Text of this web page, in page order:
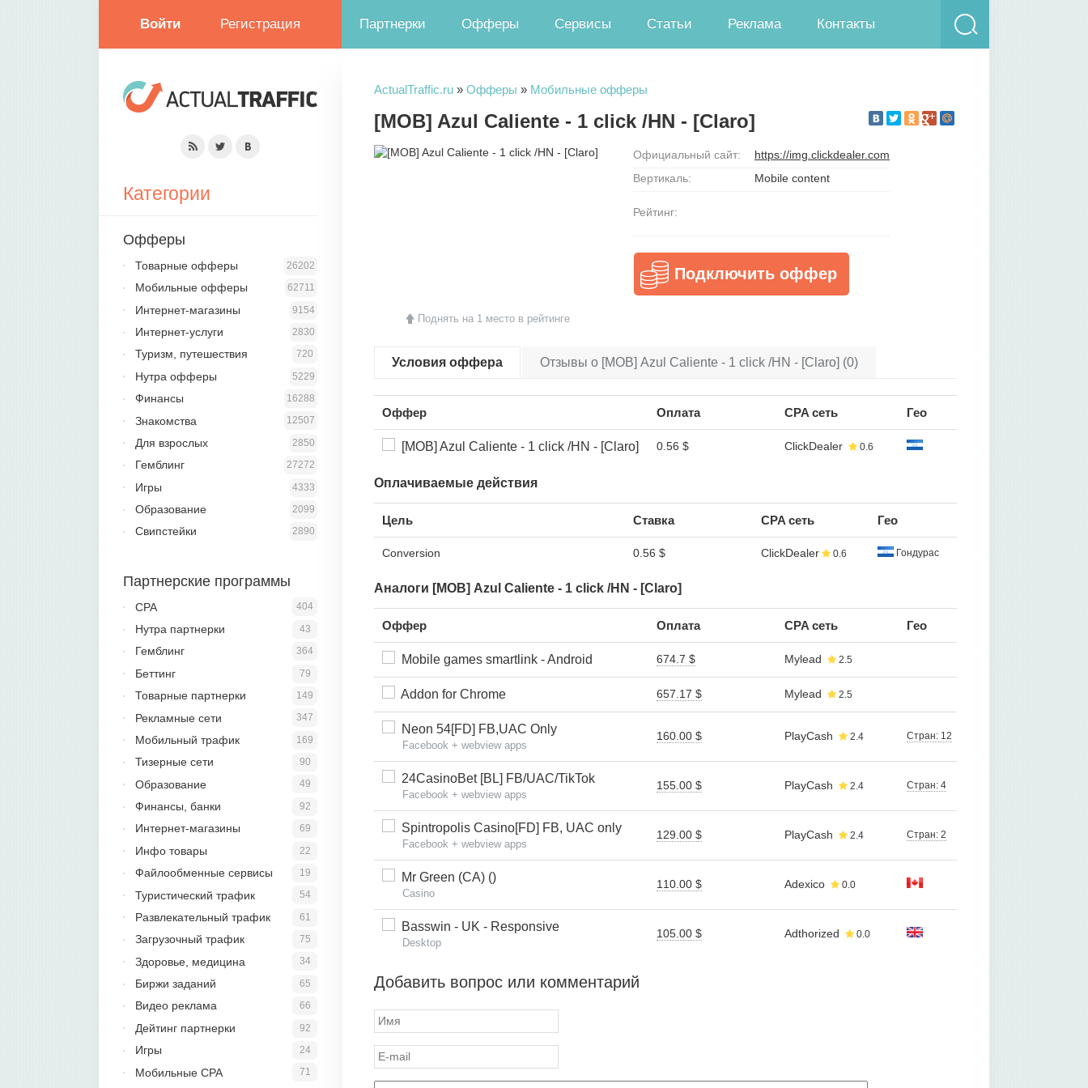
Войти Регистрация Партнерки Офферы Сервисы Статьи Реклама Контакты
ActualTraffic.ru » Офферы » Мобильные офферы
[MOB] Azul Caliente - 1 click /HN - [Claro]
Поднять на 1 место в рейтинге
Официальный сайт:
https://img.clickdealer.com
Вертикаль:
Mobile content
Рейтинг:
Подключить оффер
Условия оффера Отзывы о [MOB] Azul Caliente - 1 click /HN - [Claro] (0)
Оффер Оплата CPA сеть Гео
[MOB] Azul Caliente - 1 click /HN - [Claro] 0.56 $ ClickDealer 0.6
Оплачиваемые действия
Цель Ставка CPA сеть Гео
Conversion 0.56 $ ClickDealer 0.6 Гондурас
Аналоги [MOB] Azul Caliente - 1 click /HN - [Claro]
Оффер Оплата CPA сеть Гео
Mobile games smartlink - Android 674.7 $ Mylead 2.5
Addon for Chrome 657.17 $ Mylead 2.5
Neon 54[FD] FB,UAC Only
Facebook + webview apps
160.00 $ PlayCash 2.4 Стран: 12
24CasinoBet [BL] FB/UAC/TikTok
Facebook + webview apps
155.00 $ PlayCash 2.4 Стран: 4
Spintropolis Casino[FD] FB, UAC only
Facebook + webview apps
129.00 $ PlayCash 2.4 Стран: 2
Mr Green (CA) ()
Casino
110.00 $ Adexico 0.0
Basswin - UK - Responsive
Desktop
105.00 $ Adthorized 0.0
Добавить вопрос или комментарий
Категории
Офферы
26202
Товарные офферы
62711
Мобильные офферы
9154
Интернет-магазины
2830
Интернет-услуги
720
Туризм, путешествия
5229
Нутра офферы
16288
Финансы
12507
Знакомства
2850
Для взрослых
27272
Гемблинг
4333
Игры
2099
Образование
2890
Свипстейки
Партнерские программы
404
CPA
43
Нутра партнерки
364
Гемблинг
79
Беттинг
149
Товарные партнерки
347
Рекламные сети
169
Мобильный трафик
90
Тизерные сети
49
Образование
92
Финансы, банки
69
Интернет-магазины
22
Инфо товары
19
Файлообменные сервисы
54
Туристический трафик
61
Развлекательный трафик
75
Загрузочный трафик
34
Здоровье, медицина
65
Биржи заданий
66
Видео реклама
92
Дейтинг партнерки
24
Игры
71
Мобильные CPA